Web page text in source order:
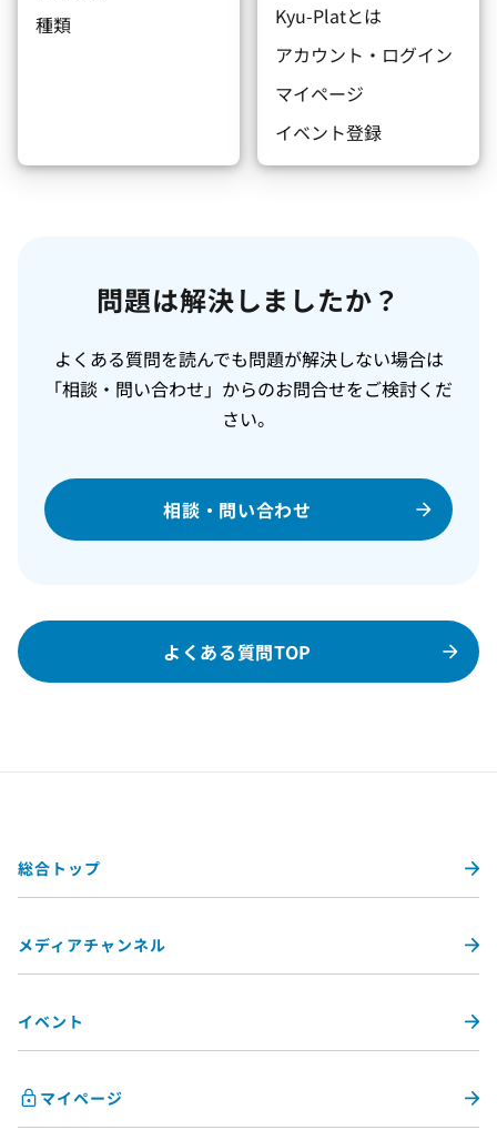
種類
Kyu-Platとは
アカウント・ログイン
マイページ
イベント登録
問題は解決しましたか？
よくある質問を読んでも問題が解決しない場合は
「相談・問い合わせ」からのお問合せをご検討くだ
さい。
相談・問い合わせ
よくある質問TOP
総合トップ
メディアチャンネル
イベント
マイページ